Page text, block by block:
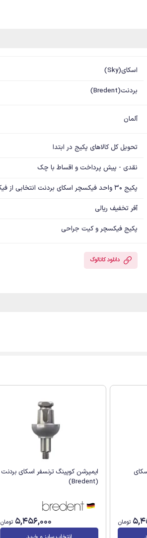
اسکای(Sky)
بردنت(Bredent)
آلمان
تحویل کل کالاهای پکیج در ابتدا
نقدی - پیش پرداخت و اقساط با چک
پکیج 30 واحد فیکسچر اسکای بردنت انتخابی از فیکسچرهای BlueSky و NarrowSky همراه با کیت جراحی
آفر تخفیف ریالی
پکیج فیکسچر و کیت جراحی
دانلود کاتالوگ
تومان
ایمپرشن کوپینگ ترنسفر اسکای بردنت
(Bredent)
5,456,000 تومان